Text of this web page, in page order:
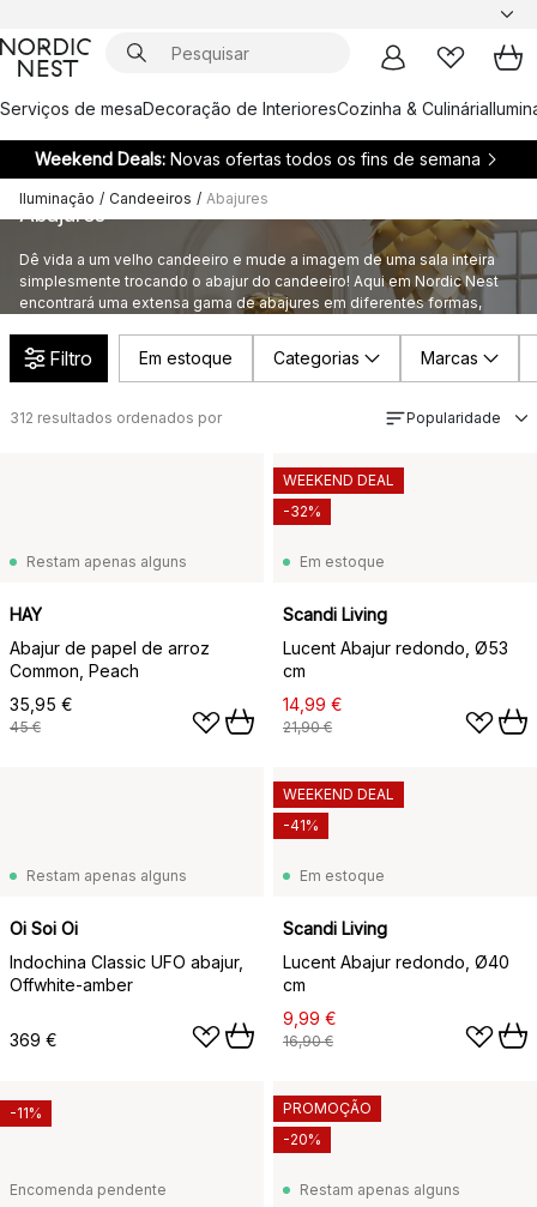
Serviços de mesaDecoração de InterioresCozinha & Culinária
Weekend Deals: Novas ofertas todos os fins de semana
Iluminação / Candeeiros / Abajures
Abajures
Dê vida a um velho candeeiro e mude a imagem de uma sala inteira
simplesmente trocando o abajur do candeeiro! Aqui em Nordic Nest
encontrará uma extensa gama de abajures em diferentes formas,
Filtro Em estoque Categorias Marcas
312 resultados ordenados por Popularidade
Restam apenas alguns
HAY
Abajur de papel de arroz
Common, Peach
35,95 €
45 €
Em estoque
Scandi Living
Lucent Abajur redondo, Ø53
cm
14,99 €
21,90 €
WEEKEND DEAL
-32%
Restam apenas alguns
Oi Soi Oi
Indochina Classic UFO abajur,
Offwhite-amber
369 €
Em estoque
Scandi Living
Lucent Abajur redondo, Ø40
cm
9,99 €
16,90 €
WEEKEND DEAL
-41%
Encomenda pendente
-11%
Restam apenas alguns
PROMOÇÃO
-20%